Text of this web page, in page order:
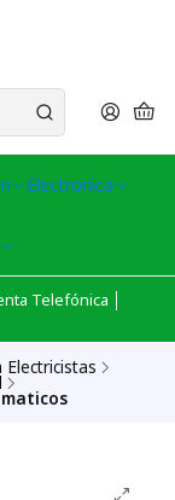
Electronica
Telefónica │